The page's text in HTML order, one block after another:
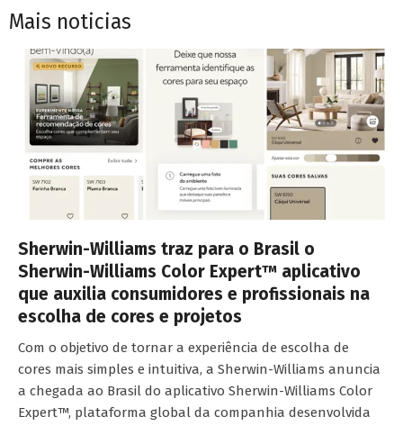
Mais noticias
Sherwin-Williams traz para o Brasil o
Sherwin-Williams Color Expert™ aplicativo
que auxilia consumidores e profissionais na
escolha de cores e projetos
Com o objetivo de tornar a experiência de escolha de
cores mais simples e intuitiva, a Sherwin-Williams anuncia
a chegada ao Brasil do aplicativo Sherwin-Williams Color
Expert™, plataforma global da companhia desenvolvida